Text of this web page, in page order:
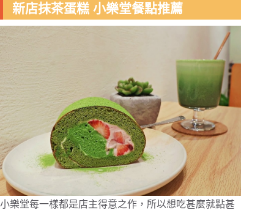
新店抹茶蛋糕 小樂堂餐點推薦
小樂堂每一樣都是店主得意之作，所以想吃甚麼就點甚